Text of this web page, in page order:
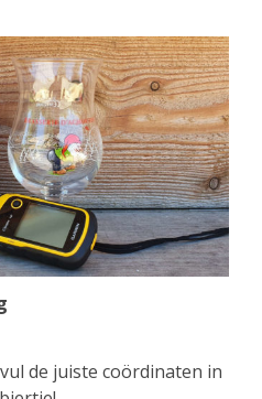
de juiste coördinaten in